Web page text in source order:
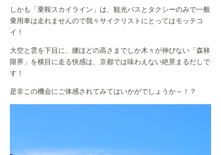
しかも「乗鞍スカイライン」は、観光バスとタクシーのみで一般
乗用車は走れませんので我々サイクリストにとってはモッテコ
イ！
大空と雲を下目に、腰ほどの高さまでしか木々が伸びない「森林
限界」を横目に走る快感は、京都では味わえない絶景まるだしで
す！
是非この機会にご体感されてみてはいかがでしょうか～！？